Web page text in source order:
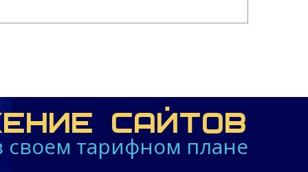
САЙТОВ
своем тарифном плане